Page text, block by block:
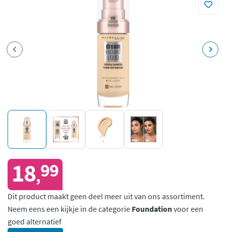
18,99
Dit product maakt geen deel meer uit van ons assortiment.
Neem eens een kijkje in de categorie Foundationvoor een
goed alternatief